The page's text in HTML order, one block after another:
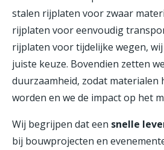
stalen rijplaten voor zwaar
rijplaten voor eenvoudig
rijplaten voor tijdelijke wegen,
juiste keuze. Bovendien zetten
duurzaamheid, zodat
worden en we de impact op het
Wij begrijpen dat een snelle
bij bouwprojecten en